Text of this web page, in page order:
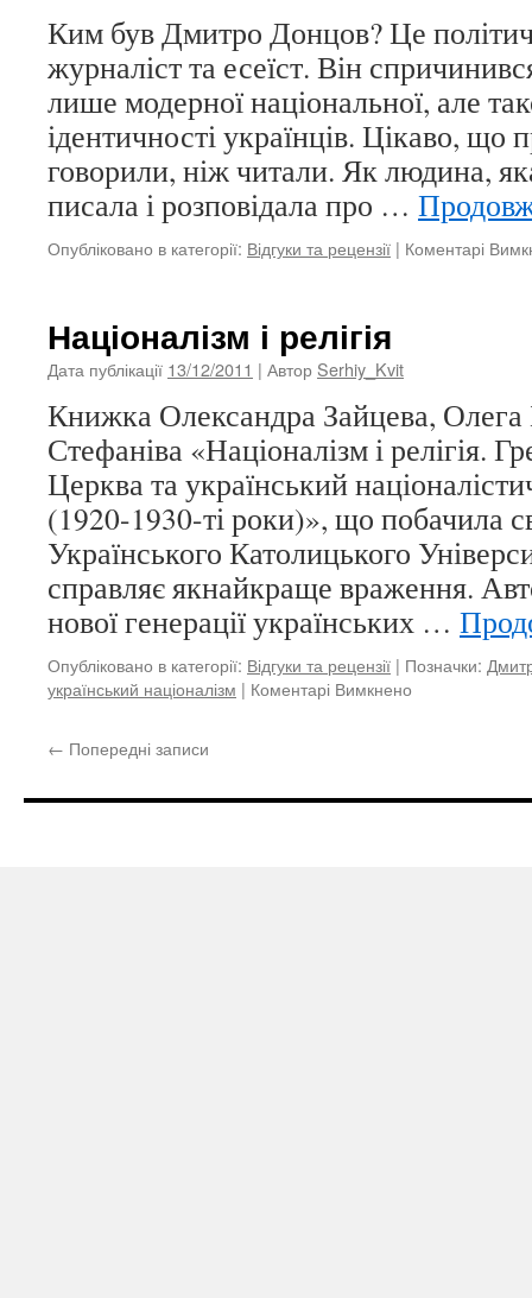
Ким був Дмитро Донцов? Це
журналіст та есеїст. Він
лише модерної національної, але
ідентичності українців. Цікаво, що
говорили, ніж читали. Як людина,
писала і розповідала про …
Опубліковано в категорії: Відгуки та рецензії | Коментарі
Націоналізм і релігія
Дата публікації 13/12/2011 | Автор Serhiy_Kvit
Книжка Олександра Зайцева, Олега
Стефаніва «Націоналізм і релігія.
Церква та український
(1920-1930-ті роки)», що побачила
Українського Католицького
справляє якнайкраще враження.
нової генерації українських …
Опубліковано в категорії: Відгуки та рецензії | Позначки:
український націоналізм | Коментарі Вимкнено
← Попередні записи